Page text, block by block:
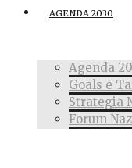
AGENDA 2030
Agenda
Goals e
Strategia
Forum